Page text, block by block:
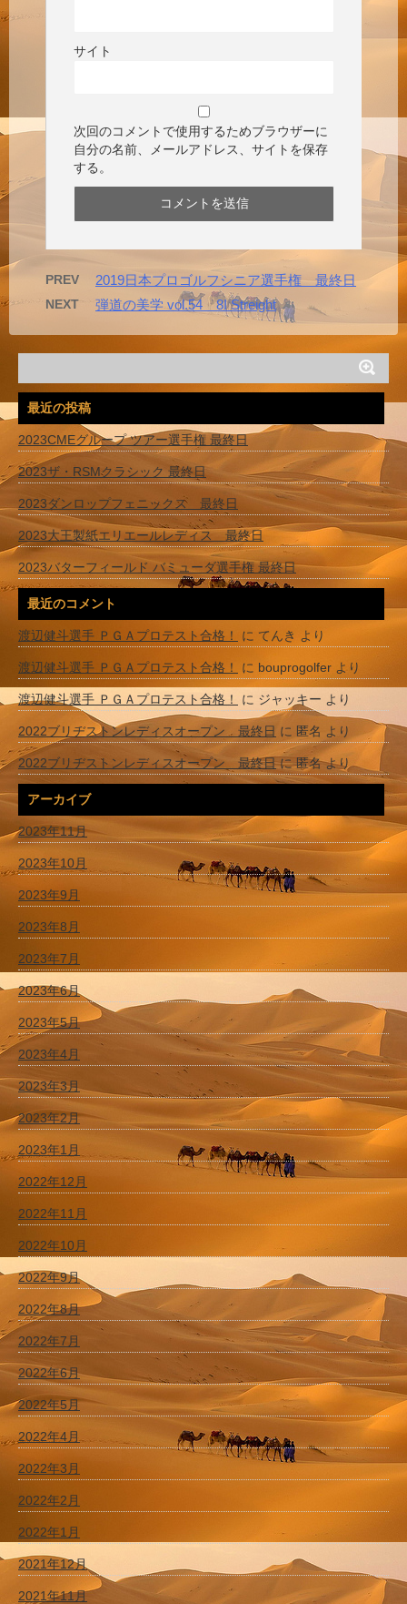
サイト
次回のコメントで使用するためブラウザーに
自分の名前、メールアドレス、サイトを保存
する。
PREV 2019日本プロゴルフシニア選手権 最終日
NEXT 弾道の美学 vol.54 8I Streight
最近の投稿
2023CMEグループ ツアー選手権 最終日
2023ザ・RSMクラシック 最終日
2023ダンロップフェニックス 最終日
2023大王製紙エリエールレディス 最終日
2023バターフィールド バミューダ選手権 最終日
最近のコメント
渡辺健斗選手 ＰＧＡプロテスト合格！ に てんき より
渡辺健斗選手 ＰＧＡプロテスト合格！ に bouprogolfer より
渡辺健斗選手 ＰＧＡプロテスト合格！ に ジャッキー より
2022ブリヂストンレディスオープン 最終日 に 匿名 より
2022ブリヂストンレディスオープン 最終日に匿名より
アーカイブ
2023年11月
2023年10月
2023年9月
2023年8月
2023年7月
2023年6月
2023年5月
2023年4月
2023年3月
2023年2月
2023年1月
2022年12月
2022年11月
2022年10月
2022年9月
2022年8月
2022年7月
2022年6月
2022年5月
2022年4月
2022年3月
2022年2月
2022年1月
2021年12月
2021年11月